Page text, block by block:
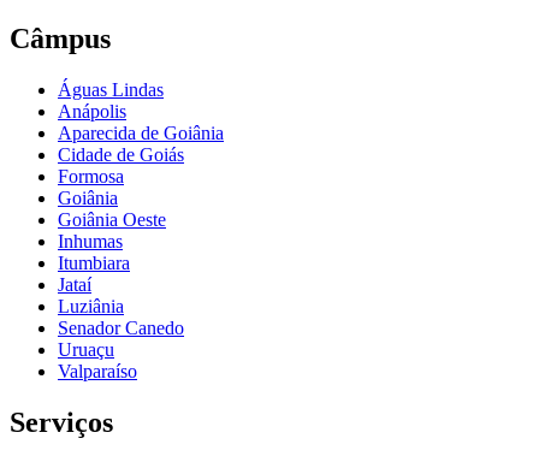
Câmpus
Águas Lindas
Anápolis
Aparecida de Goiânia
Cidade de Goiás
Formosa
Goiânia
Goiânia Oeste
Inhumas
Itumbiara
Jataí
Luziânia
Senador Canedo
Uruaçu
Valparaíso
Serviços